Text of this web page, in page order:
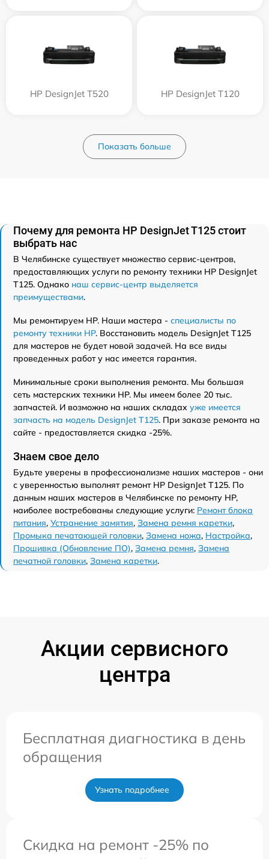
HP DesignJet T520 HP DesignJet T120
Показать больше
Почему для ремонта HP DesignJet T125 стоит
выбрать нас
В Челябинске существует множество сервис-центров,
предоставляющих услуги по ремонту техники HP DesignJet
T125. Однако наш сервис-центр выделяется
преимуществами.
Мы ремонтируем HP. Наши мастера - специалисты по
ремонту техники HP. Восстановить модель DesignJet T125
для мастеров не будет новой задачей. На все виды
проведенных работ у нас имеется гарантия.
Минимальные сроки выполнения ремонта. Мы большая
сеть мастерских техники HP. Мы имеем более 20 тыс.
запчастей. И возможно на наших складах уже имеется
запчасть на модель DesignJet T125. При заказе ремонта на
сайте - предоставляется скидка -25%.
Знаем свое дело
Будьте уверены в профессионализме наших мастеров - они
с уверенностью выполнят ремонт HP DesignJet T125. По
данным наших мастеров в Челябинске по ремонту HP,
наиболее востребованы следующие услуги: Ремонт блока
питания, Устранение замятия, Замена ремня каретки,
Промыка печатающей головки, Замена ножа, Настройка,
Прошивка (Обновление ПО), Замена ремня, Замена
печатной головки, Замена каретки.
Акции сервисного
центра
Бесплатная диагностика в день
обращения
Узнать подробнее
Скидка на ремонт -25% по